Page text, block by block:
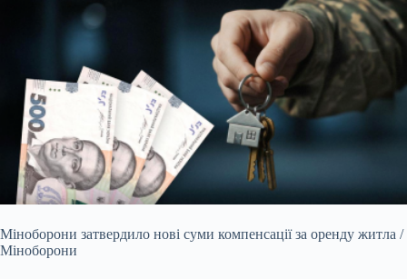
Міноборони затвердило нові суми компенсації за оренду житла /
Міноборони